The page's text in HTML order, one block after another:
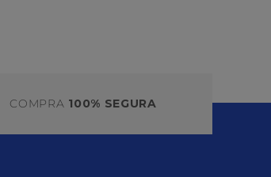
COMPRA 100% SEGURA